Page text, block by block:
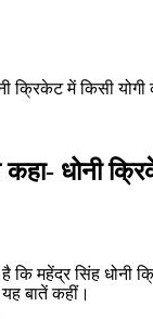
क्रिकेट में किसी
कहा- धोनी
है कि महेंद्र सिंह
बातें कहीं।